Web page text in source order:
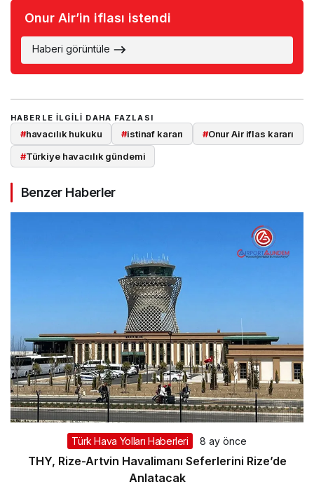
Onur Air’in iflası istendi
Haberi görüntüle
HABERLE ILGILI DAHA FAZLASI
#havacılık hukuku #istinaf kararı #Onur Air iflas kararı
#Türkiye havacılık gündemi
Benzer Haberler
Türk Hava Yolları Haberleri 8 ay önce
THY, Rize-Artvin Havalimanı Seferlerini Rize’de
Anlatacak